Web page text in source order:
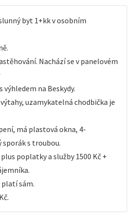
byt 1+kk v osobním
Nachází se v panelovém
výhledem na Beskydy.
uzamykatelná chodbička je
má plastová okna, 4-
s troubou.
poplatky a služby 1500 Kč +
sám.